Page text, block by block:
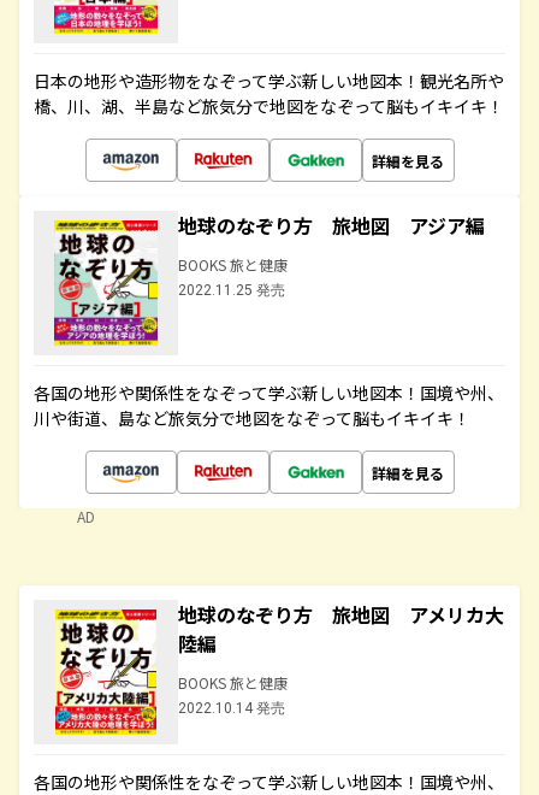
日本の地形や造形物をなぞって学ぶ新しい地図本！観光名所や
橋、川、湖、半島など旅気分で地図をなぞって脳もイキイキ！
詳細を見る
地球のなぞり方 旅地図 アジア編
BOOKS 旅と健康
2022.11.25 発売
各国の地形や関係性をなぞって学ぶ新しい地図本！国境や州、
川や街道、島など旅気分で地図をなぞって脳もイキイキ！
詳細を見る
AD
地球のなぞり方 旅地図 アメリカ大
陸編
BOOKS 旅と健康
2022.10.14 発売
各国の地形や関係性をなぞって学ぶ新しい地図本！国境や州、